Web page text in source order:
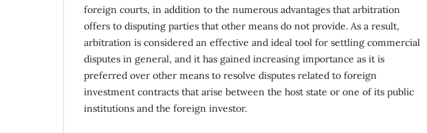
foreign courts, in addition to the numerous advantages that arbitration
offers to disputing parties that other means do not provide. As a result,
arbitration is considered an effective and ideal tool for settling commercial
disputes in general, and it has gained increasing importance as it is
preferred over other means to resolve disputes related to foreign
investment contracts that arise between the host state or one of its public
institutions and the foreign investor.